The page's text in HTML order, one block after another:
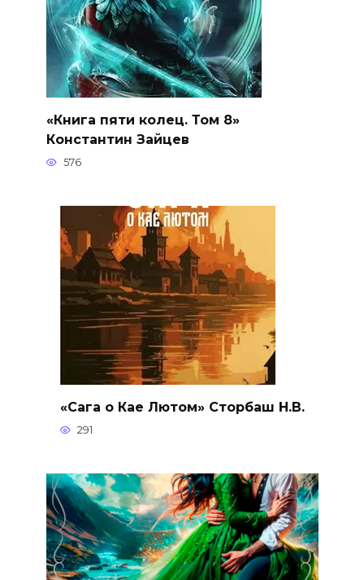
«Книга пяти колец. Том 8»
Константин Зайцев
576
«Сага о Кае Лютом» Сторбаш Н.В.
291